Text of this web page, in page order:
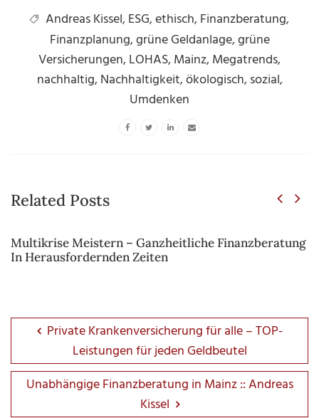
Andreas Kissel,ESG,ethisch,Finanzberatung,
Finanzplanung,grüne Geldanlage,grüne
Versicherungen,LOHAS,Mainz,Megatrends,
nachhaltig,Nachhaltigkeit,ökologisch,sozial,
Umdenken
Related Posts
Multikrise Meistern – Ganzheitliche Finanzberatung
In Herausfordernden Zeiten
Private Krankenversicherung für alle – TOP-
Leistungen für jeden Geldbeutel
Unabhängige Finanzberatung in Mainz :: Andreas
Kissel